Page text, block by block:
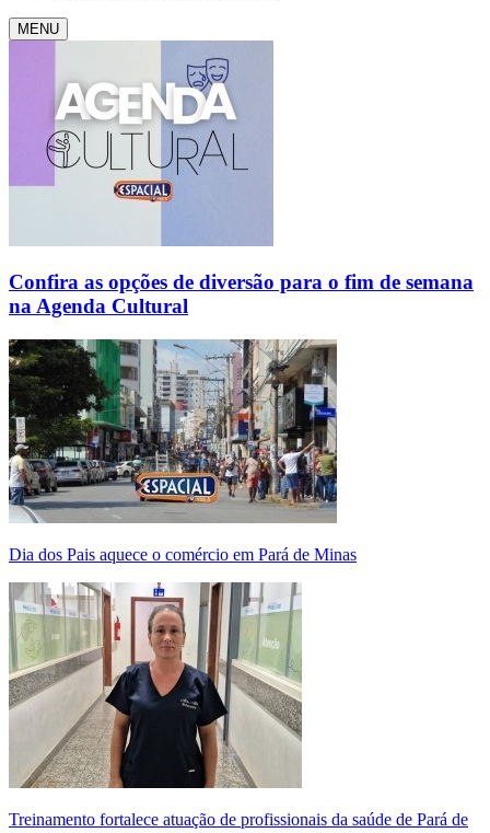
MENU
Confira as opções de diversão para o fim de semana
na Agenda Cultural
Dia dos Pais aquece o comércio em Pará de Minas
Treinamento fortalece atuação de profissionais da saúde de Pará de